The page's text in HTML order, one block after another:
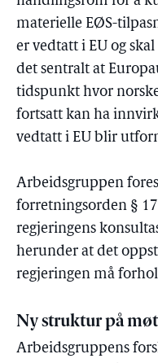
materielle EØS-
er vedtatt i EU og
det sentralt at
tidspunkt hvor
fortsatt kan ha
vedtatt i EU blir
Arbeidsgruppen
forretningsorden §
regjeringens
herunder at det
regjeringen må
Ny struktur på
Arbeidsgruppens